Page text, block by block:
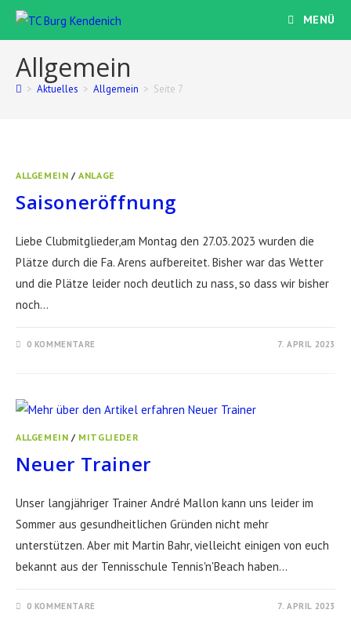
Zum
MENÜ
Allgemein
> Aktuelles > Allgemein > Seite 7
ALLGEMEIN /ANLAGE
Saisoneröffnung
Liebe Clubmitglieder,am Montag den 27.03.2023 wurden die
Plätze durch die Fa. Arens aufbereitet. Bisher war das Wetter
und die Plätze leider noch deutlich zu nass, so dass wir bisher
noch…
0 KOMMENTARE 7. APRIL 2023
ALLGEMEIN / MITGLIEDER
Neuer Trainer
Unser langjähriger Trainer André Mallon kann uns leider im
Sommer aus gesundheitlichen Gründen nicht mehr
unterstützen. Aber mit Martin Bahr, vielleicht einigen von euch
bekannt aus der Tennisschule Tennis'n'Beach haben…
0 KOMMENTARE 7. APRIL 2023